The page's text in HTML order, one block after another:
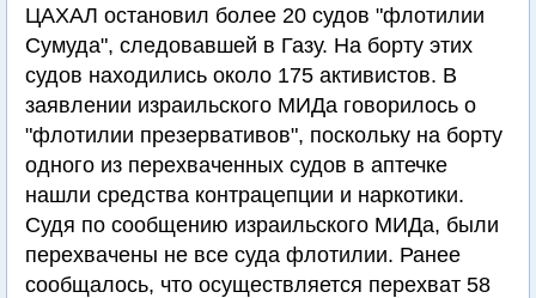
ЦАХАЛ остановил более 20 судов "флотилии
Сумуда", следовавшей в Газу. На борту этих
судов находились около 175 активистов. В
заявлении израильского МИДа говорилось о
"флотилии презервативов", поскольку на борту
одного из перехваченных судов в аптечке
нашли средства контрацепции и наркотики.
Судя по сообщению израильского МИДа, были
перехвачены не все суда флотилии. Ранее
сообщалось, что осуществляется перехват 58